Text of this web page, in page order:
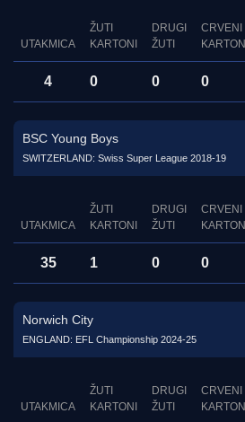
UTAKMICA
ŽUTI
KARTONI
DRUGI
ŽUTI
CRVENI
KARTON
4 0 0 0
BSC Young Boys
SWITZERLAND: Swiss Super League 2018-19
UTAKMICA
ŽUTI
KARTONI
DRUGI
ŽUTI
CRVENI
KARTON
35 1 0 0
Norwich City
ENGLAND: EFL Championship 2024-25
UTAKMICA
ŽUTI
KARTONI
DRUGI
ŽUTI
CRVENI
KARTON